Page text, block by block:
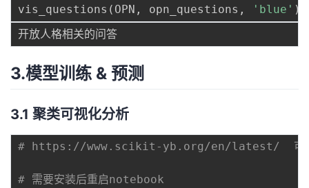
vis_questions ( OPN , opn_questions , 'blue' )
3.模型训练 & 预测
3.1 聚类可视化分析
# https://www.scikit-yb.org/en/latest/  可视
# 需要安装后重启notebook